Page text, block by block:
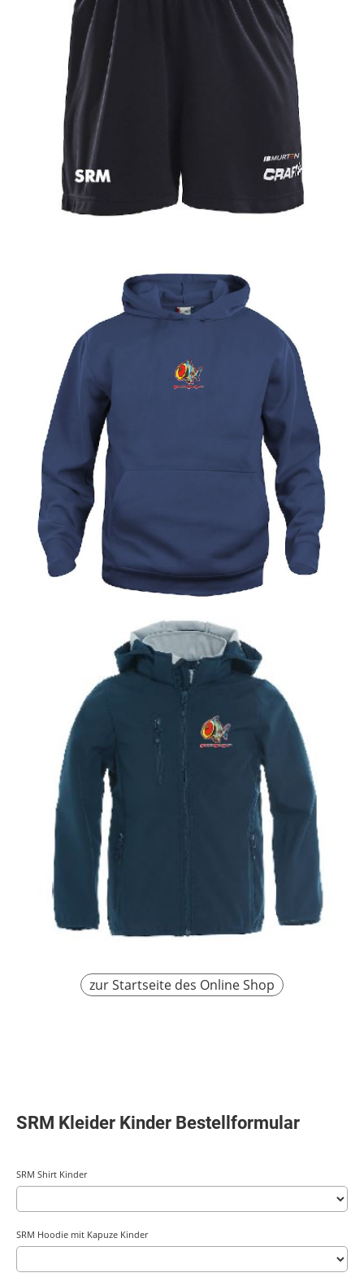
zur Startseite des Online Shop
SRM Kleider Kinder Bestellformular
SRM Shirt Kinder
SRM Hoodie mit Kapuze Kinder